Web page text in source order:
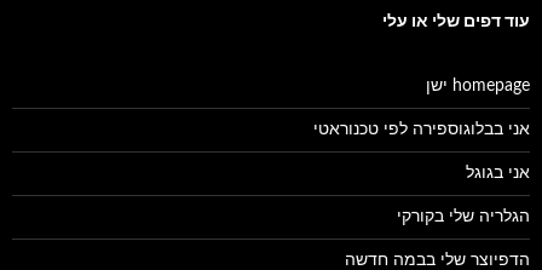
עוד דפים שלי או עלי
homepage ישן
אני בבלוגוספירה לפי טכנוראטי
אני בגוגל
הגלריה שלי בקורקי
הדפיוצר שלי בבמה חדשה